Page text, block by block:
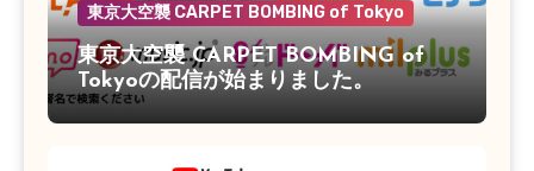
東京大空襲 CARPET BOMBING of Tokyo
東京大空襲 CARPET BOMBING of
Tokyoの配信が始まりました。